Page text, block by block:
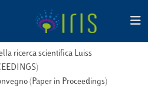
ricerca scientifica Luiss
(Paper in Proceedings)